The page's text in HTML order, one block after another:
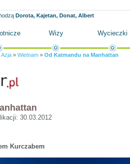
Dorota, Kajetan, Donat, Albert
Wizy Wycieczki
Azja » Wietnam » Od Katmandu na Manhattan
30.03.2012
Kurczabem